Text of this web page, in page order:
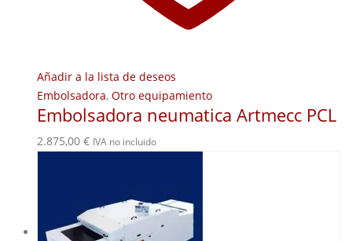
Añadir a la lista de deseos
Embolsadora, Otro equipamiento
Embolsadora neumatica Artmecc PCL
2.875,00 € IVA no incluido